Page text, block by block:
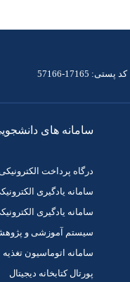
کد پستی: 17165-57166
سامانه های
درگاه پرداخت الکترونیکی
سامانه یادگیری
سامانه یادگیری
سیستم آموزشی و
سامانه اتوماسیون تغذیه
پورتال کتابخانه دیجیتال